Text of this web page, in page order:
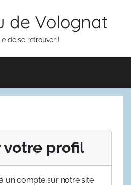
de Volognat
de se retrouver !
votre profil
un compte sur notre site